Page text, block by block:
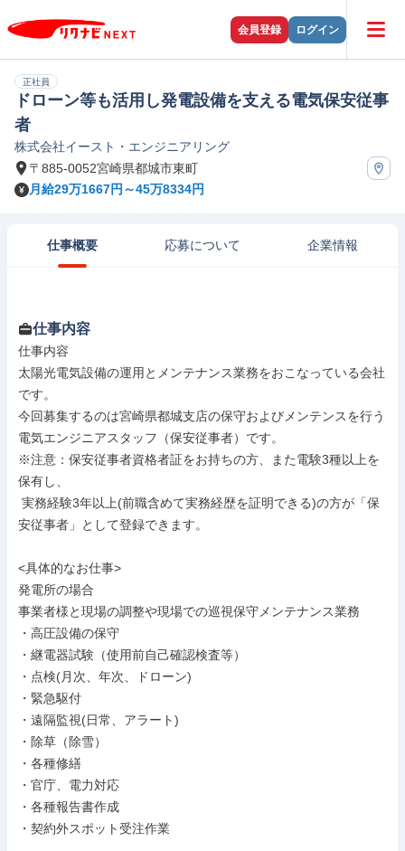
会員登録 ログイン
正社員
ドローン等も活用し発電設備を支える電気保安従事
者
株式会社イースト・エンジニアリング
〒885-0052宮崎県都城市東町
月給29万1667円～45万8334円
仕事概要 応募について 企業情報
仕事内容
仕事内容
太陽光電気設備の運用とメンテナンス業務をおこなっている会社
です。
今回募集するのは宮崎県都城支店の保守およびメンテンスを行う
電気エンジニアスタッフ（保安従事者）です。
※注意：保安従事者資格者証をお持ちの方、また電験3種以上を
保有し、
安従事者」として登録できます。
<具体的なお仕事>
発電所の場合
事業者様と現場の調整や現場での巡視保守メンテナンス業務
・高圧設備の保守
・継電器試験（使用前自己確認検査等）
・点検(月次、年次、ドローン)
・緊急駆付
・遠隔監視(日常、アラート)
・除草（除雪）
・各種修繕
・官庁、電力対応
・各種報告書作成
・契約外スポット受注作業